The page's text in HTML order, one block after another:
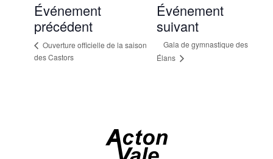
Événement
précédent
Ouverture officielle de la saison
des Castors
Événement
suivant
Gala de gymnastique des
Élans